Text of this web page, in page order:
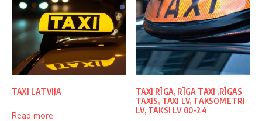
TAXI LATVIJA
Read more
TAXI RĪGA, RĪGA TAXI ,RĪGAS
TAXIS, TAXI LV, TAKSOMETRI
LV, TAKSI LV 00-24